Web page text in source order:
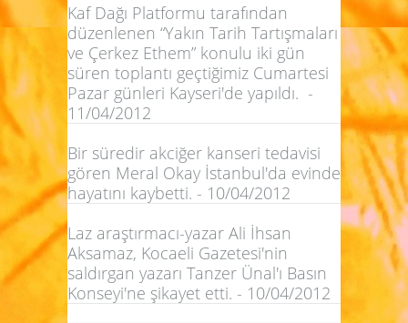
Kaf Dağı Platformu tarafından
düzenlenen “Yakın Tarih Tartışmaları
ve Çerkez Ethem” konulu iki gün
süren toplantı geçtiğimiz Cumartesi
Pazar günleri Kayseri'de yapıldı. -
11/04/2012
Bir süredir akciğer kanseri tedavisi
gören Meral Okay İstanbul'da evinde
hayatını kaybetti. - 10/04/2012
Laz araştırmacı-yazar Ali İhsan
Aksamaz, Kocaeli Gazetesi'nin
saldırgan yazarı Tanzer Ünal'ı Basın
Konseyi'ne şikayet etti. - 10/04/2012